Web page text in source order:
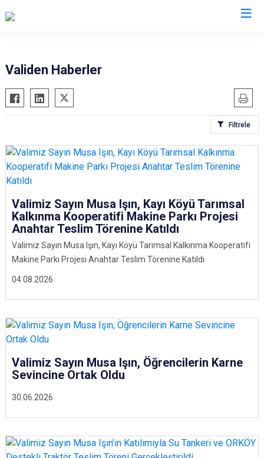
Validen Haberler
Filtrele
04.08.2026
Valimiz Sayın Musa Işın, Kayı Köyü Tarımsal
Kalkınma Kooperatifi Makine Parkı Projesi
Anahtar Teslim Törenine Katıldı
Valimiz Sayın Musa Işın, Kayı Köyü Tarımsal Kalkınma Kooperatifi
Makine Parkı Projesi Anahtar Teslim Törenine Katıldı
30.06.2026
Valimiz Sayın Musa Işın, Öğrencilerin Karne
Sevincine Ortak Oldu